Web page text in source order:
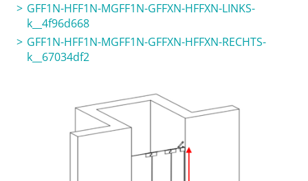
GFF1N-HFF1N-MGFF1N-GFFXN-HFFXN-LINKS-
k__4f96d668
GFF1N-HFF1N-MGFF1N-GFFXN-HFFXN-RECHTS-
k__67034df2